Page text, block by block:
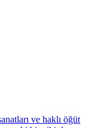
ve haklı öğüt